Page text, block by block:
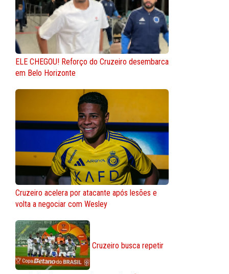
ELE CHEGOU! Reforço do Cruzeiro desembarca
em Belo Horizonte
Cruzeiro acelera por atacante após lesões e
volta a negociar com Wesley
Cruzeiro busca repetir